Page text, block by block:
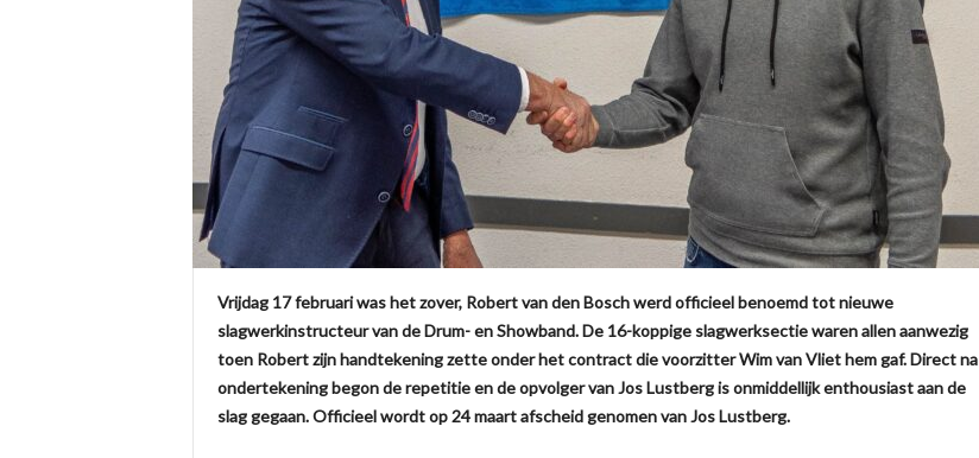
Vrijdag 17 februari was het zover, Robert van den Bosch werd officieel benoemd tot nieuwe
slagwerkinstructeur van de Drum- en Showband. De 16-koppige slagwerksectie waren allen aanwezig
toen Robert zijn handtekening zette onder het contract die voorzitter Wim van Vliet hem gaf. Direct na
ondertekening begon de repetitie en de opvolger van Jos Lustberg is onmiddellijk enthousiast aan de
slag gegaan. Officieel wordt op 24 maart afscheid genomen van Jos Lustberg.